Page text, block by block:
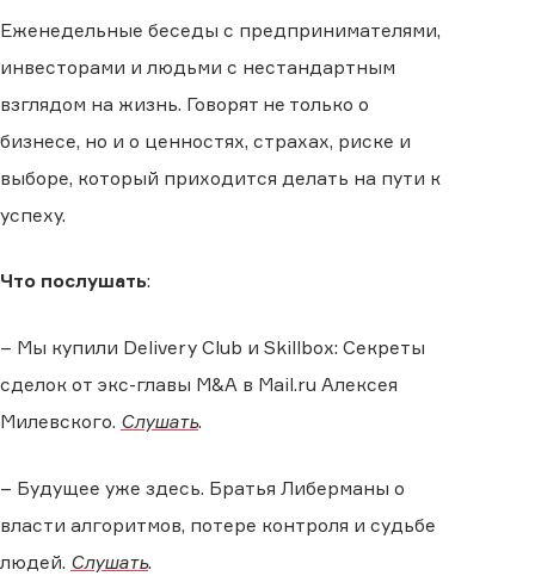
Еженедельные беседы с предпринимателями,
инвесторами и людьми с нестандартным
взглядом на жизнь. Говорят не только о
бизнесе, но и о ценностях, страхах, риске и
выборе, который приходится делать на пути к
успеху.
Что послушать:
– Мы купили Delivery Club и Skillbox: Секреты
сделок от экс-главы М&A в Mail.ru Алексея
Милевского. Слушать.
– Будущее уже здесь. Братья Либерманы о
власти алгоритмов, потере контроля и судьбе
людей. Слушать.